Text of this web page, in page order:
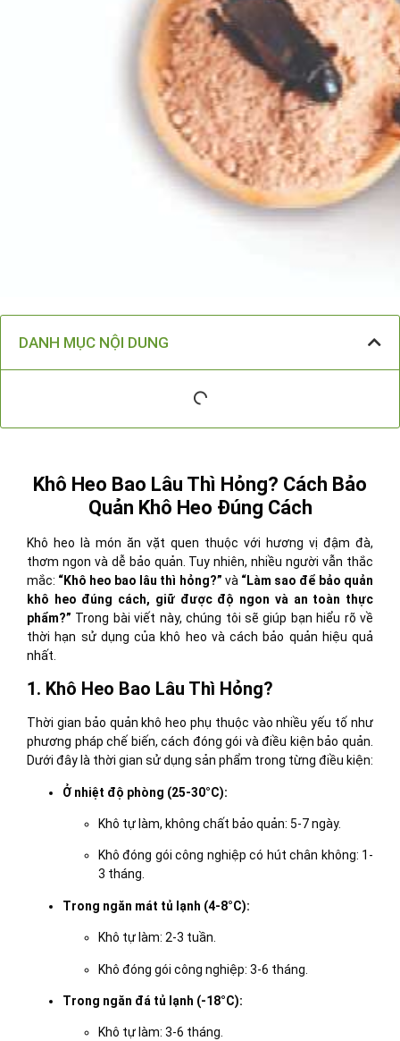
DANH MỤC NỘI DUNG
Khô Heo Bao Lâu Thì Hỏng? Cách Bảo
Quản Khô Heo Đúng Cách
Khô heo là món ăn vặt quen thuộc với hương vị đậm đà,
thơm ngon và dễ bảo quản. Tuy nhiên, nhiều người vẫn thắc
mắc: “Khô heo bao lâu thì hỏng?” và “Làm sao để bảo quản
khô heo đúng cách, giữ được độ ngon và an toàn thực
phẩm?” Trong bài viết này, chúng tôi sẽ giúp bạn hiểu rõ về
thời hạn sử dụng của khô heo và cách bảo quản hiệu quả
nhất.
1. Khô Heo Bao Lâu Thì Hỏng?
Thời gian bảo quản khô heo phụ thuộc vào nhiều yếu tố như
phương pháp chế biến, cách đóng gói và điều kiện bảo quản.
Dưới đây là thời gian sử dụng sản phẩm trong từng điều kiện:
Ở nhiệt độ phòng (25-30°C):
Khô tự làm, không chất bảo quản: 5-7 ngày.
Khô đóng gói công nghiệp có hút chân không: 1-
3 tháng.
Trong ngăn mát tủ lạnh (4-8°C):
Khô tự làm: 2-3 tuần.
Khô đóng gói công nghiệp: 3-6 tháng.
Trong ngăn đá tủ lạnh (-18°C):
Khô tự làm: 3-6 tháng.